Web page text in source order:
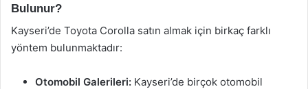
Bulunur?
Kayseri’de Toyota Corolla satın almak için birkaç farklı
yöntem bulunmaktadır:
Otomobil Galerileri: Kayseri’de birçok otomobil